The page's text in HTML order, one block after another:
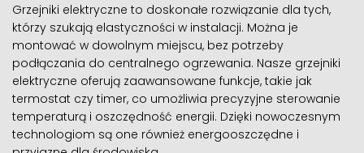
Grzejniki elektryczne to doskonałe rozwiązanie dla tych,
którzy szukają elastyczności w instalacji. Można je
montować w dowolnym miejscu, bez potrzeby
podłączania do centralnego ogrzewania. Nasze grzejniki
elektryczne oferują zaawansowane funkcje, takie jak
termostat czy timer, co umożliwia precyzyjne sterowanie
temperaturą i oszczędność energii. Dzięki nowoczesnym
technologiom są one również energooszczędne i